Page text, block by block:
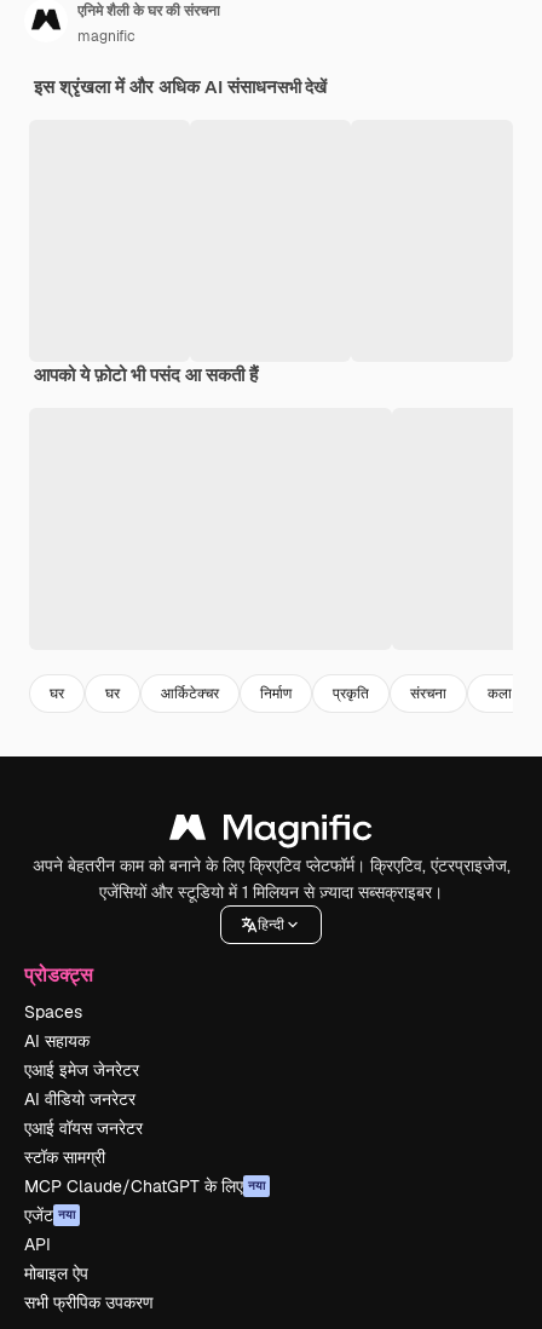
एनिमे शैली के घर की संरचना
magnific
इस श्रृंखला में और अधिक AI संसाधनसभी देखें
आपको ये फ़ोटो भी पसंद आ सकती हैं
घर घर आर्किटेक्चर निर्माण प्रकृति संरचना कला
अपने बेहतरीन काम को बनाने के लिए क्रिएटिव प्लेटफॉर्म। क्रिएटिव, एंटरप्राइजेज,
एजेंसियों और स्टूडियो में 1 मिलियन से ज़्यादा सब्सक्राइबर।
हिन्दी
प्रोडक्ट्स
Spaces
AI सहायक
एआई इमेज जेनरेटर
AI वीडियो जनरेटर
एआई वॉयस जनरेटर
स्टॉक सामग्री
MCP Claude/ChatGPT के लिए नया
एजेंट नया
API
मोबाइल ऐप
सभी फ्रीपिक उपकरण